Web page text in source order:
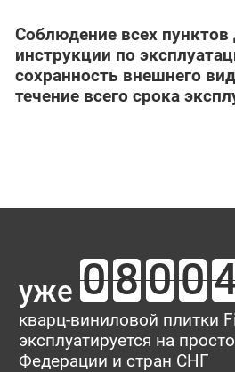
Соблюдение всех пунктов
инструкции по
сохранность внешнего
течение всего срока
уже
кварц-виниловой плитки
эксплуатируется на
Федерации и стран СНГ